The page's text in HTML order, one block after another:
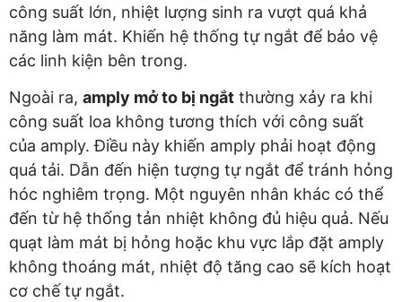
công suất lớn, nhiệt lượng sinh ra vượt quá khả
năng làm mát. Khiến hệ thống tự ngắt để bảo vệ
các linh kiện bên trong.
Ngoài ra, amply mở to bị ngắt thường xảy ra khi
công suất loa không tương thích với công suất
của amply. Điều này khiến amply phải hoạt động
quá tải. Dẫn đến hiện tượng tự ngắt để tránh hỏng
hóc nghiêm trọng. Một nguyên nhân khác có thể
đến từ hệ thống tản nhiệt không đủ hiệu quả. Nếu
quạt làm mát bị hỏng hoặc khu vực lắp đặt amply
không thoáng mát, nhiệt độ tăng cao sẽ kích hoạt
cơ chế tự ngắt.